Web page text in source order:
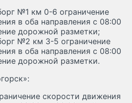
№1 км 0-6 ограничение
в оба направления с 08:00
дорожной разметки;
№2 км 3-5 ограничение
в оба направления с 08:00
дорожной разметки.
скорости движения